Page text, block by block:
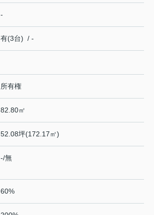
-
有(3台) / -
所有権
82.80㎡
52.08坪(172.17㎡)
-/無
60%